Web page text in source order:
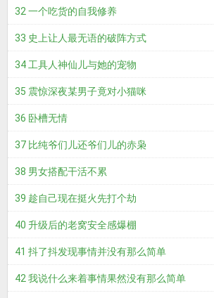
32 一个吃货的自我修养
33 史上让人最无语的破阵方式
34 工具人神仙儿与她的宠物
35 震惊深夜某男子竟对小猫咪
36 卧槽无情
37 比纯爷们儿还爷们儿的赤枭
38 男女搭配干活不累
39 趁自己现在挺火先打个劫
40 升级后的老窝安全感爆棚
41 抖了抖发现事情并没有那么简单
42 我说什么来着事情果然没有那么简单